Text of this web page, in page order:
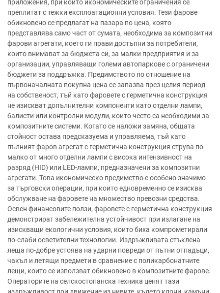
приложения, при които икономическите ограничения се
преплитат с тежки експлоатационни условия. Тези фарове
обикновено се предлагат на пазара по цена, която
представлява само част от сумата, необходима за композитни
фарови агрегати, което ги прави достъпни за потребители,
които внимават за бюджета си, за малки предприятия и за
организации, управляващи големи автопаркове с ограничени
бюджети за поддръжка. Предимството по отношение на
първоначалната покупна цена се запазва през целия период
на собственост, тъй като фаровете с герметична конструкция
не изискват допълнителни компоненти като отделни лампи,
балисти или контролни модули, които често са необходими за
композитните системи. Когато се наложи замяна, общата
стойност остава предсказуема и управляема, тъй като
пълният фаров агрегат с герметична конструкция струва по-
малко от много отделни лампи с висока интензивност на
разряд (HID) или LED-лампи, предназначени за композитни
агрегати. Това икономическо предимство е особено значимо
за търговски операции, при които едновременно се изисква
обслужване на фаровете на множество превозни средства.
Освен финансовите ползи, фаровете с герметична конструкция
демонстрират забележителна устойчивост при излагане на
изискващи екологични условия, които биха компрометирали
по-слаби осветителни технологии. Издръжливата стъклена
леща по-добре устоява на ударни повреди от пътни отпадъци,
чакъл и летящи предмети в сравнение с поликарбонатните
лещи, които се използват обикновено в композитните фарове.
Операторите на селскостопанска техника ценят тази